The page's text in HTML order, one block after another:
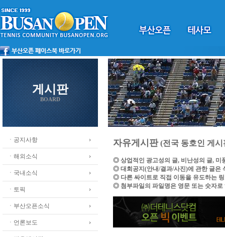
게시판
BOARD
ㆍ공지사항
ㆍ해외소식
ㆍ국내소식
ㆍ토픽
ㆍ부산오픈소식
ㆍ언론보도
자유게시판(전국 동호인 게시
◎ 상업적인 광고성의 글, 비난성의 글, 미
◎ 대회공지(안내/결과/사진)에 관한 글은
◎ 다른 싸이트로 직접 이동을 유도하는
◎ 첨부파일의 파일명은 영문 또는 숫자로